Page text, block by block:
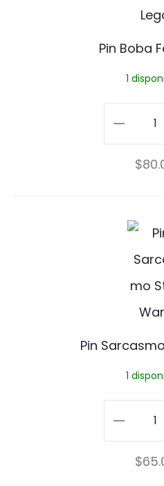
B
a
e
t
t
Pin Boba
1
Pin
Boba
Lego
cantidad
$
P
i
n
S
c
s
Pin
1
Pin
$